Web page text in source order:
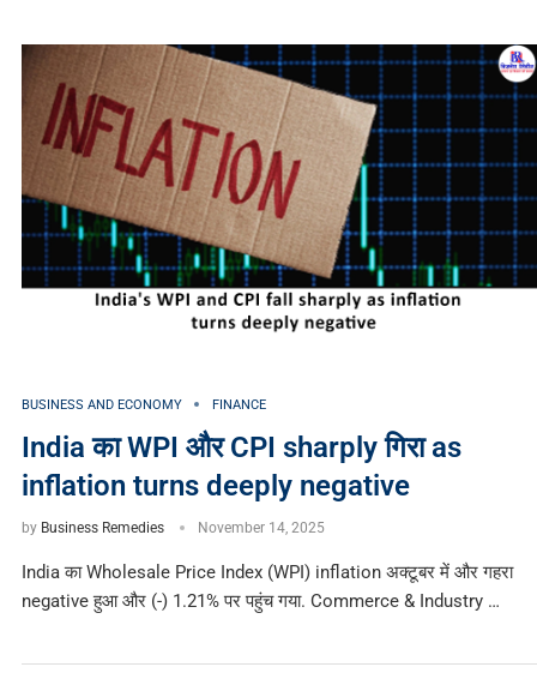
BUSINESS AND ECONOMY FINANCE
India का WPI और CPI sharply गिरा as
inflation turns deeply negative
by Business Remedies November 14, 2025
India का Wholesale Price Index (WPI) inflation अक्टूबर में और गहरा
negative हुआ और (-) 1.21% पर पहुंच गया. Commerce & Industry …